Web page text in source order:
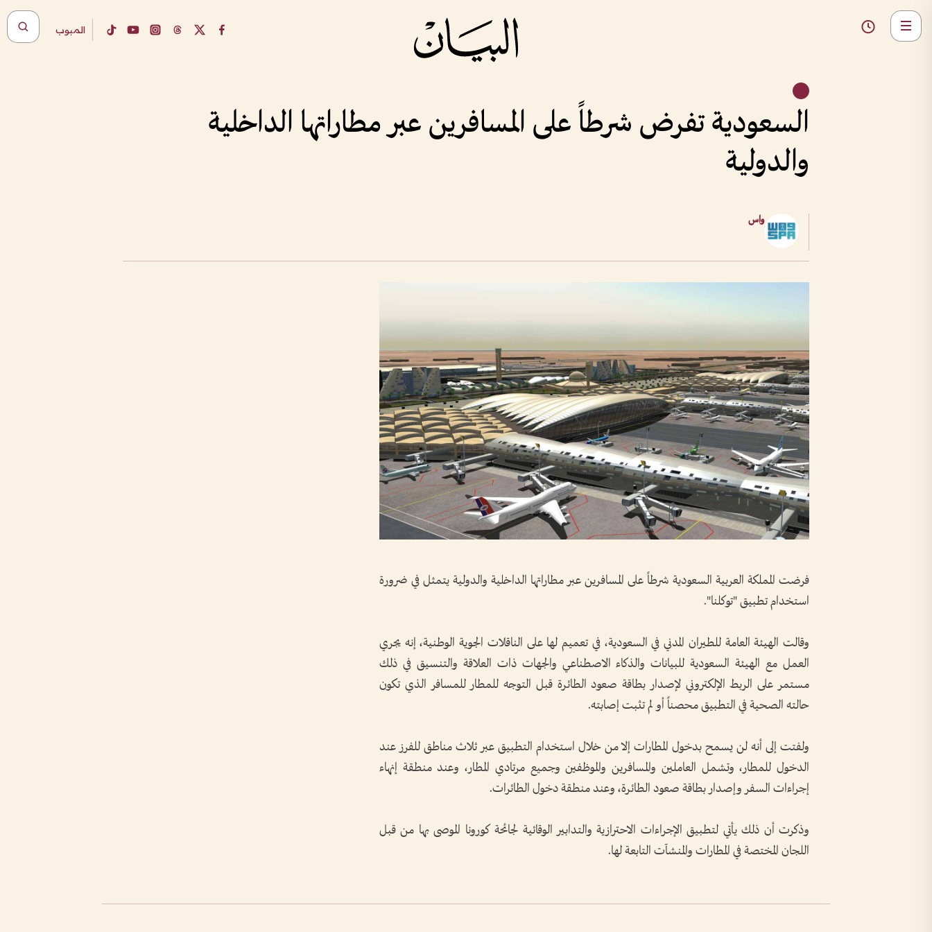
المبوب
السعودية تفرض شرطاً على المسافرين عبر مطاراتها الداخلية
والدولية
واس
فرضت المملكة العربية السعودية شرطاً على المسافرين عبر مطاراتها الداخلية والدولية يتمثل في ضرورة
استخدام تطبيق "توكلنا".
وقالت الهيئة العامة للطيران المدني في السعودية، في تعميم لها على الناقلات الجوية الوطنية، إنه يجري
العمل مع الهيئة السعودية للبيانات والذكاء الاصطناعي والجهات ذات العلاقة والتنسيق في ذلك
مستمر على الربط الإلكتروني لإصدار بطاقة صعود الطائرة قبل التوجه للمطار للمسافر الذي تكون
حالته الصحية في التطبيق محصناً أو لم تثبت إصابته.
ولفتت إلى أنه لن يسمح بدخول المطارات إلا من خلال استخدام التطبيق عبر ثلاث مناطق للفرز عند
الدخول للمطار، وتشمل العاملين والمسافرين والموظفين وجميع مرتادي المطار، وعند منطقة إنهاء
إجراءات السفر وإصدار بطاقة صعود الطائرة، وعند منطقة دخول الطائرات.
وذكرت أن ذلك يأتي لتطبيق الإجراءات الاحترازية والتدابير الوقائية لجائحة كورونا الموصى بها من قبل
اللجان المختصة في المطارات والمنشآت التابعة لها.